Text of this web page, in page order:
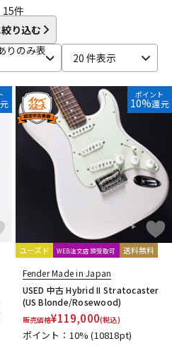
15件
り込む
りのみ表
20 件表示
ポイント
10%還元
ユーズド WEB注文店頭受取可 送料無料
Fender Made in Japan
USED 中古 Hybrid II Stratocaster
(US Blonde/Rosewood)
販売価格¥119,000(税込)
ポイント：10%(10818pt)